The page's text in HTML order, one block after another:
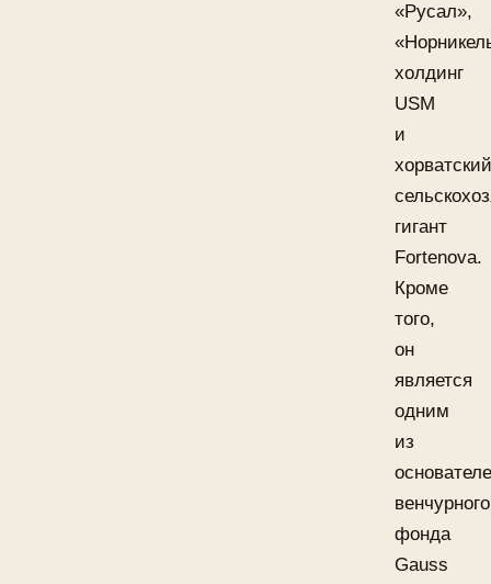
«Русал»,
холдинг
USM
и
хорватский
гигант
Fortenova.
Кроме
того,
он
является
одним
из
венчурного
фонда
Gauss